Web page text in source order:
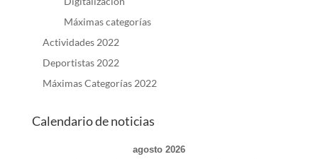
Máximas categorías
Actividades 2022
Deportistas 2022
Máximas Categorías 2022
Calendario de noticias
agosto 2026